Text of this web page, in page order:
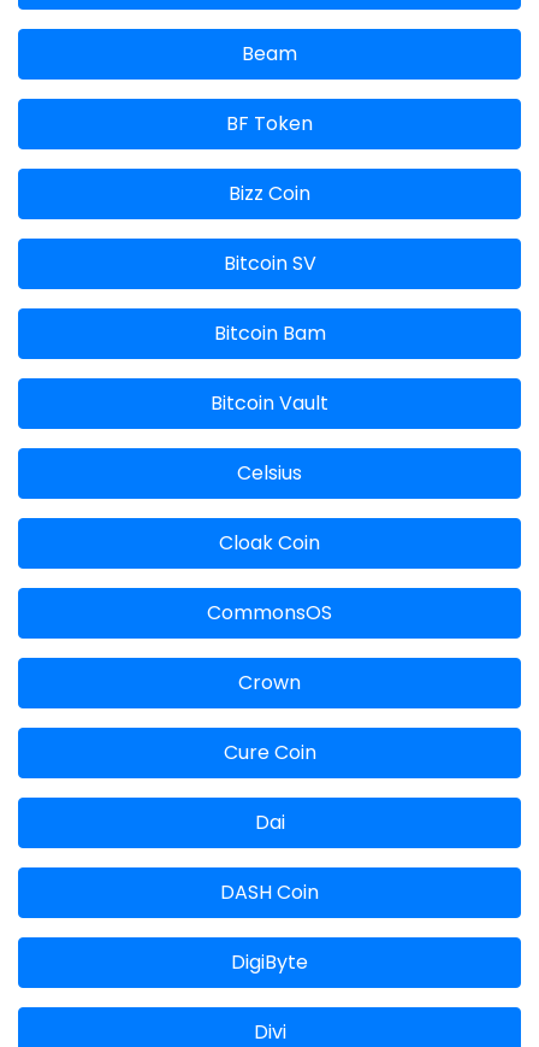
Beam
BF Token
Bizz Coin
Bitcoin SV
Bitcoin Bam
Bitcoin Vault
Celsius
Cloak Coin
CommonsOS
Crown
Cure Coin
Dai
DASH Coin
DigiByte
Divi